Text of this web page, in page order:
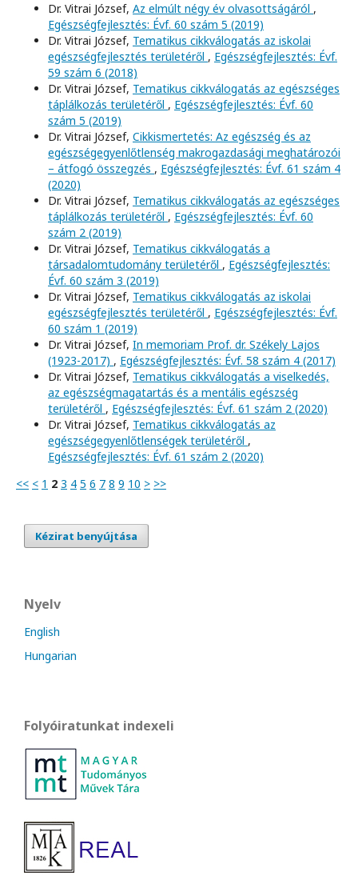
Dr. Vitrai József, Az elmúlt négy év olvasottságáról ,
Egészségfejlesztés: Évf. 60 szám 5 (2019)
Dr. Vitrai József, Tematikus cikkválogatás az iskolai
egészségfejlesztés területéről , Egészségfejlesztés: Évf.
59 szám 6 (2018)
Dr. Vitrai József, Tematikus cikkválogatás az egészséges
táplálkozás területéről , Egészségfejlesztés: Évf. 60
szám 5 (2019)
Dr. Vitrai József, Cikkismertetés: Az egészség és az
egészségegyenlőtlenség makrogazdasági meghatározói
– átfogó összegzés , Egészségfejlesztés: Évf. 61 szám 4
(2020)
Dr. Vitrai József, Tematikus cikkválogatás az egészséges
táplálkozás területéről , Egészségfejlesztés: Évf. 60
szám 2 (2019)
Dr. Vitrai József, Tematikus cikkválogatás a
társadalomtudomány területéről , Egészségfejlesztés:
Évf. 60 szám 3 (2019)
Dr. Vitrai József, Tematikus cikkválogatás az iskolai
egészségfejlesztés területéről , Egészségfejlesztés: Évf.
60 szám 1 (2019)
Dr. Vitrai József, In memoriam Prof. dr. Székely Lajos
(1923-2017) , Egészségfejlesztés: Évf. 58 szám 4 (2017)
Dr. Vitrai József, Tematikus cikkválogatás a viselkedés,
az egészségmagatartás és a mentális egészség
területéről , Egészségfejlesztés: Évf. 61 szám 2 (2020)
Dr. Vitrai József, Tematikus cikkválogatás az
egészségegyenlőtlenségek területéről ,
Egészségfejlesztés: Évf. 61 szám 2 (2020)
<< < 1 2 3 4 5 6 7 8 9 10 > >>
Kézirat benyújtása
Nyelv
English
Hungarian
Folyóiratunkat indexeli